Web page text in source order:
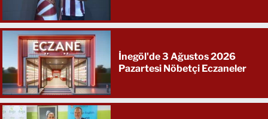
İnegöl'de 3 Ağustos 2026
Pazartesi Nöbetçi Eczaneler